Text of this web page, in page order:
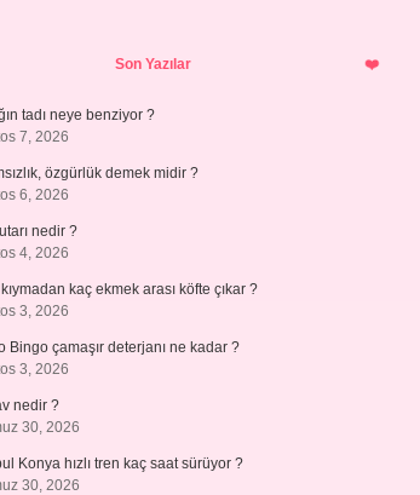
Son Yazılar
tadı neye benziyor ?
7, 2026
özgürlük demek midir ?
6, 2026
nedir ?
4, 2026
kaç ekmek arası köfte çıkar ?
3, 2026
Bingo çamaşır deterjanı ne kadar ?
3, 2026
nedir ?
30, 2026
Konya hızlı tren kaç saat sürüyor ?
30, 2026